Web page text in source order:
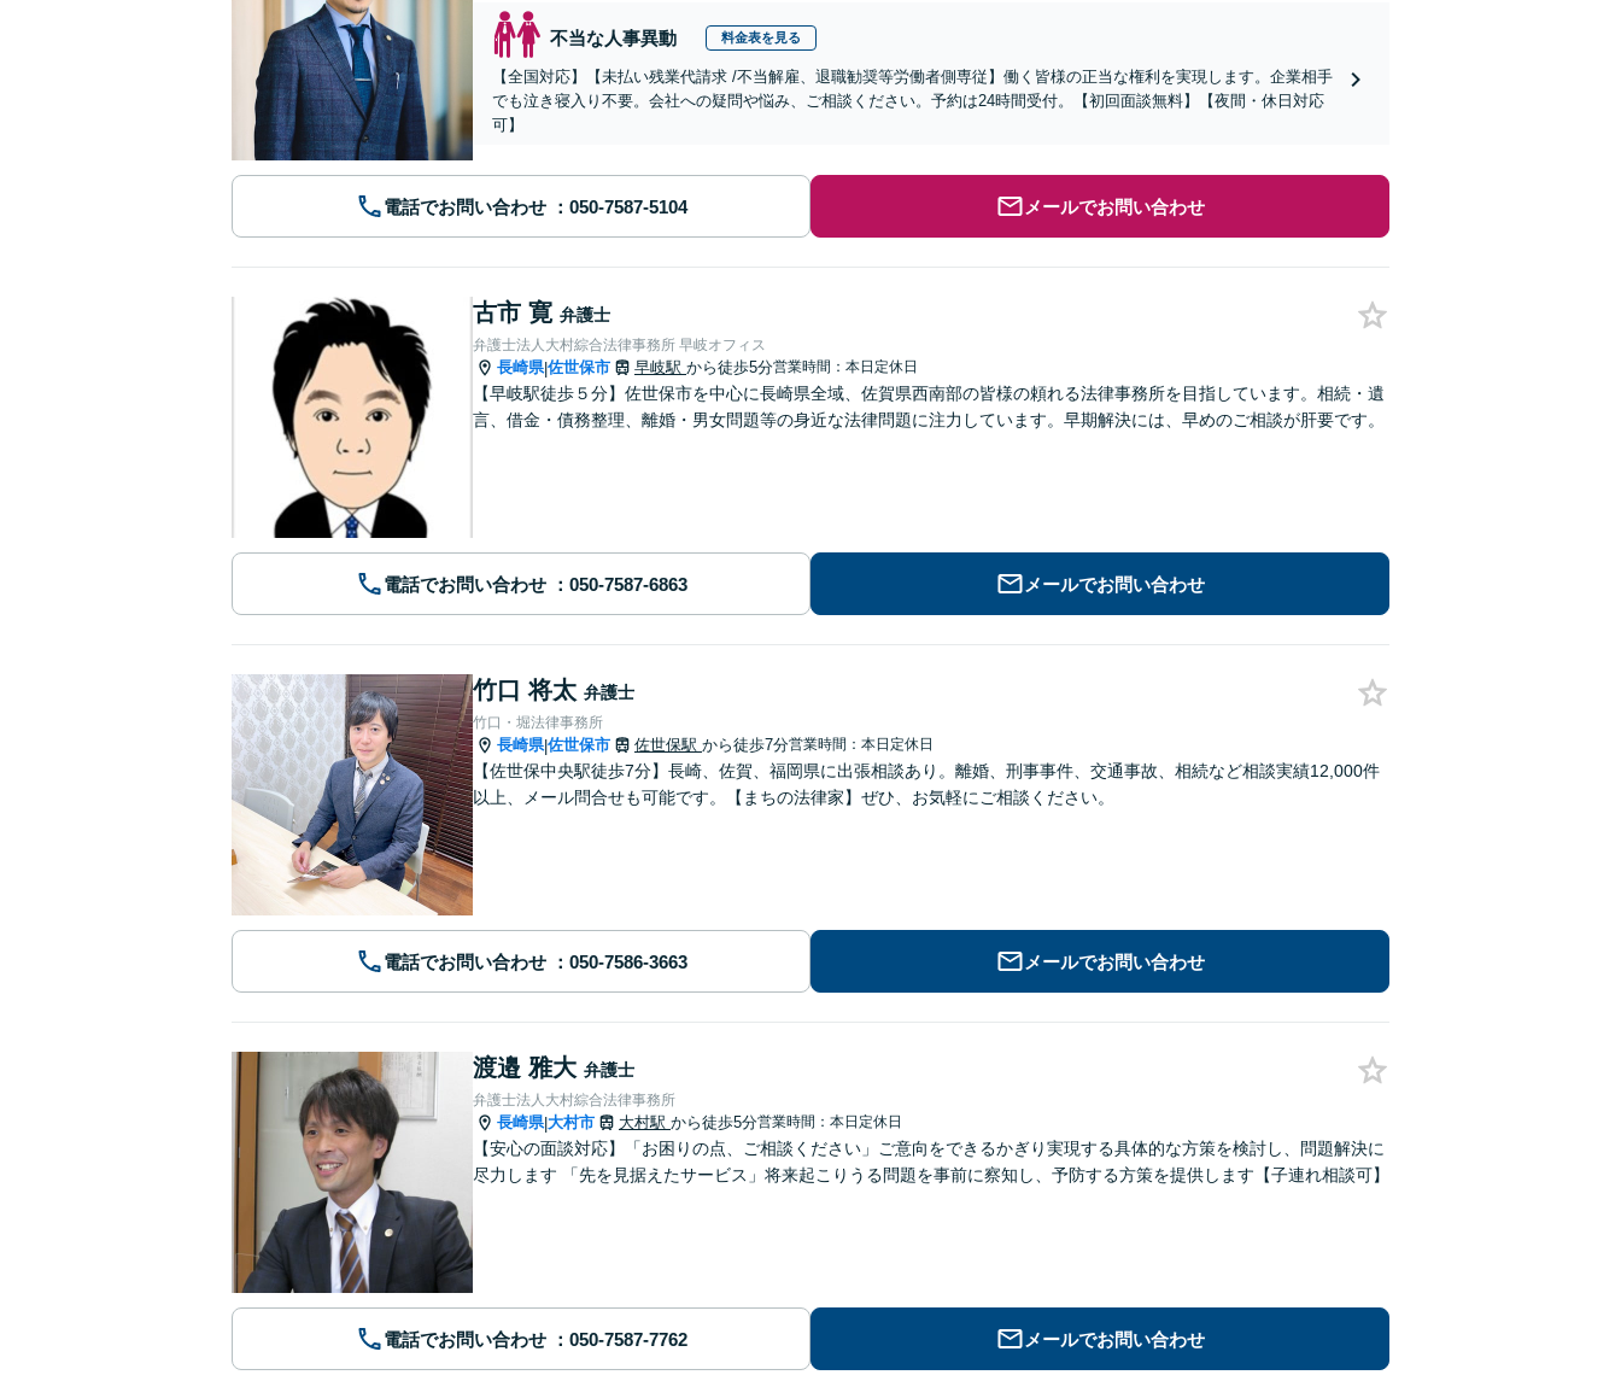
不当な人事異動 料金表を見る
【全国対応】【未払い残業代請求 /不当解雇、退職勧奨等労働者側専従】働く皆様の正当な権利を実現します。企業相手
でも泣き寝入り不要。会社への疑問や悩み、ご相談ください。予約は24時間受付。【初回面談無料】【夜間・休日対応
可】
電話でお問い合わせ メールでお問い合わせ
古市 寛 弁護士
弁護士法人大村綜合法律事務所 早岐オフィス
長崎県|佐世保市 早岐駅 から徒歩5分営業時間：本日定休日
【早岐駅徒歩５分】佐世保市を中心に長崎県全域、佐賀県西南部の皆様の頼れる法律事務所を目指しています。相続・遺
言、借金・債務整理、離婚・男女問題等の身近な法律問題に注力しています。早期解決には、早めのご相談が肝要です。
電話でお問い合わせ メールでお問い合わせ
竹口 将太 弁護士
竹口・堀法律事務所
長崎県|佐世保市 佐世保駅 から徒歩7分営業時間：本日定休日
【佐世保中央駅徒歩7分】長崎、佐賀、福岡県に出張相談あり。離婚、刑事事件、交通事故、相続など相談実績12,000件
以上、メール問合せも可能です。【まちの法律家】ぜひ、お気軽にご相談ください。
電話でお問い合わせ メールでお問い合わせ
渡邉 雅大 弁護士
弁護士法人大村綜合法律事務所
長崎県|大村市 大村駅 から徒歩5分営業時間：本日定休日
【安心の面談対応】「お困りの点、ご相談ください」ご意向をできるかぎり実現する具体的な方策を検討し、問題解決に
尽力します 「先を見据えたサービス」将来起こりうる問題を事前に察知し、予防する方策を提供します【子連れ相談可】
電話でお問い合わせ メールでお問い合わせ